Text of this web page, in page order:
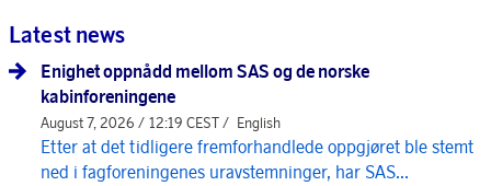
Latest news
Enighet oppnådd mellom SAS og de norske
kabinforeningene
August 7, 2026 / 12:19 CEST / English
Etter at det tidligere fremforhandlede oppgjøret ble stemt
ned i fagforeningenes uravstemninger, har SAS...